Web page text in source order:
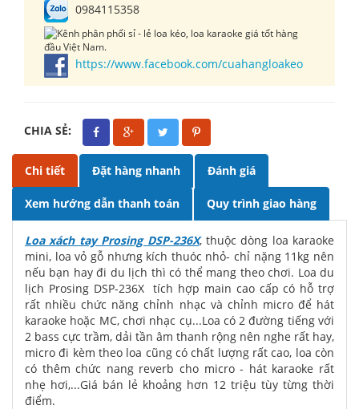
0984115358
https://www.facebook.com/cuahangloakeo
CHIA SẺ:
Chi tiết Đặt hàng nhanh Đánh giá
Xem hướng dẫn thanh toán Quy trình giao hàng
Loa xách tay Prosing DSP-236X, thuộc dòng loa karaoke
mini, loa vỏ gỗ nhưng kích thuóc nhỏ- chỉ nặng 11kg nên
nếu bạn hay đi du lịch thì có thể mang theo chơi. Loa du
lịch Prosing DSP-236X tích hợp main cao cấp có hỗ trợ
rất nhiều chức năng chỉnh nhạc và chỉnh micro để hát
karaoke hoặc MC, chơi nhạc cụ...Loa có 2 đường tiếng với
2 bass cực trầm, dải tần âm thanh rộng nên nghe rất hay,
micro đi kèm theo loa cũng có chất lượng rất cao, loa còn
có thêm chức nang reverb cho micro - hát karaoke rất
nhẹ hơi,...Giá bán lẻ khoảng hơn 12 triệu tùy từng thời
điểm.